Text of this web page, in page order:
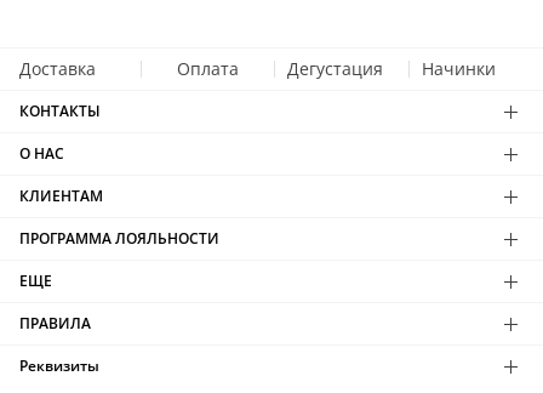
Доставка Оплата Дегустация Начинки
КОНТАКТЫ
О НАС
КЛИЕНТАМ
ПРОГРАММА ЛОЯЛЬНОСТИ
ЕЩЕ
ПРАВИЛА
Реквизиты